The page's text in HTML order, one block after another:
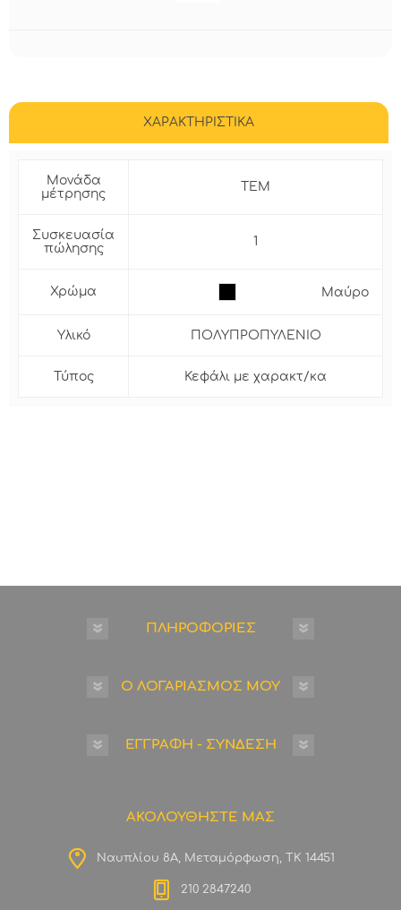
ΧΑΡΑΚΤΗΡΙΣΤΙΚΑ
Μονάδα
μέτρησης
ΤΕΜ
Συσκευασία
πώλησης
1
Χρώμα Μαύρο
Υλικό ΠΟΛΥΠΡΟΠΥΛΕΝΙΟ
Τύπος Κεφάλι με χαρακτ/κα
ΠΛΗΡΟΦΟΡΙΕΣ
Ο ΛΟΓΑΡΙΑΣΜΟΣ ΜΟΥ
ΕΓΓΡΑΦΗ - ΣΥΝΔΕΣΗ
ΑΚΟΛΟΥΘΗΣΤΕ ΜΑΣ
Ναυπλίου 8Α, Μεταμόρφωση, ΤΚ 14451
210 2847240